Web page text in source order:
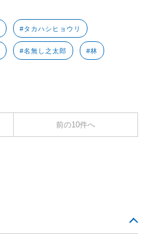
#タカハシヒョウリ
#名無し之太郎 #林
前の10件へ